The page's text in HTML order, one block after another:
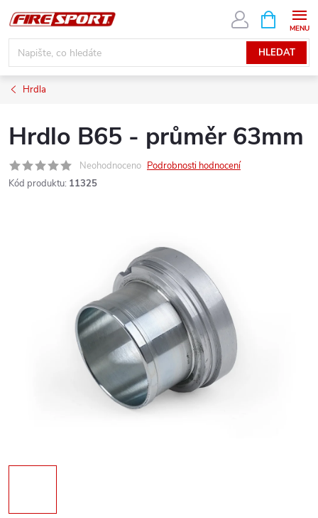
na
obsah
HLEDAT
NÁKUPNÍ
KOŠÍK
Hrdla
Hrdlo B65 - průměr 63mm
Neohodnoceno Podrobnosti hodnocení
Kód produktu: 11325